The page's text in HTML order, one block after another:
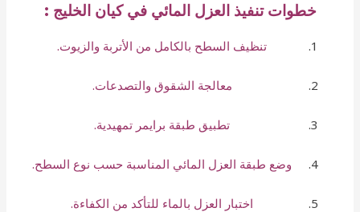
خطوات تنفيذ العزل المائي في كيان الخليج :
تنظيف السطح بالكامل من الأتربة والزيوت.
معالجة الشقوق والتصدعات.
تطبيق طبقة برايمر تمهيدية.
وضع طبقة العزل المائي المناسبة حسب نوع السطح.
اختبار العزل بالماء للتأكد من الكفاءة.